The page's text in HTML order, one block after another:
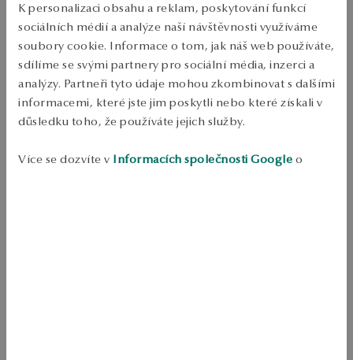
K personalizaci obsahu a reklam, poskytování funkcí
sociálních médií a analýze naší návštěvnosti využíváme
soubory cookie. Informace o tom, jak náš web používáte,
sdílíme se svými partnery pro sociální média, inzerci a
analýzy. Partneři tyto údaje mohou zkombinovat s dalšími
informacemi, které jste jim poskytli nebo které získali v
důsledku toho, že používáte jejich služby.
Více se dozvíte v Informacích společnosti Google o
Jemnost: 925
Styl: Jemný, Minimalistický, Romantický
Téma: písmeno A, písmena
Délka: 47 cm
Šířka: 0,1 cm